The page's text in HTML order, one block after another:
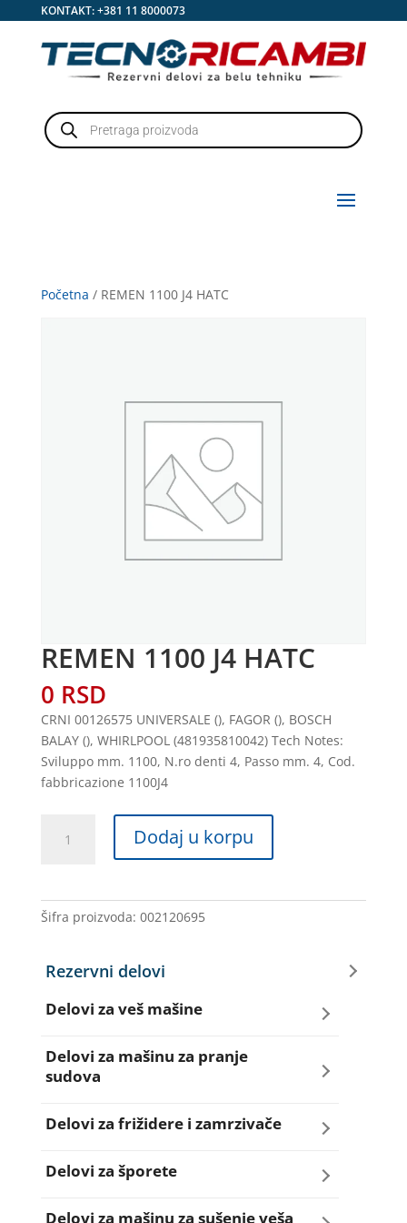
KONTAKT:+381 11 8000073
Products
search
Početna / REMEN 1100 J4 HATC
REMEN 1100 J4 HATC
0 RSD
CRNI 00126575 UNIVERSALE (), FAGOR (), BOSCH
BALAY (), WHIRLPOOL (481935810042) Tech Notes:
Sviluppo mm. 1100, N.ro denti 4, Passo mm. 4, Cod.
fabbricazione 1100J4
1100
količina
Dodaj u korpu
Šifra proizvoda: 002120695
Rezervni delovi
Delovi za veš mašine
Amortizeri za veš mašinu
Delovi za mašinu za pranje
sudova
Creva za sudo mašine
Dihtunzi za sudo mašine
Elektroventili za sudo mašine
Delovi za frižidere i zamrzivače
Aqua filteri za frižidere
Dihtunzi za frižidere i zamrzivače
Delovi za šporete
Dihtunzi za šporete
Delovi za mašinu za sušenje veša